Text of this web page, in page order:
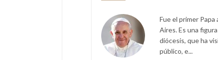
Fue el primer
Aires. Es una
diócesis, que ha
público, e...